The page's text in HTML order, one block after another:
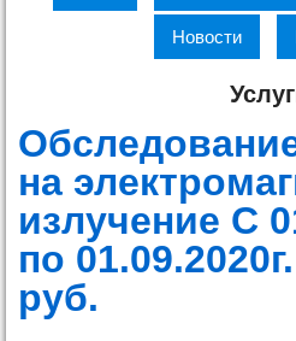
Новости
на
излучение С
по
руб.